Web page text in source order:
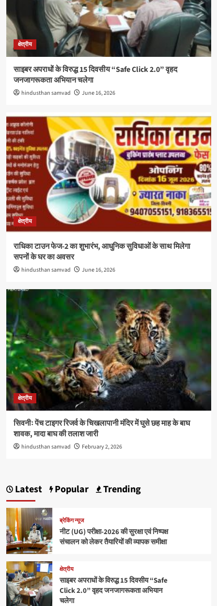
क्षेत्रीय
साइबर अपराधों के विरुद्ध 15 दिवसीय “Safe Click 2.0” वृहद
जनजागरूकता अभियान चलेगा
hindusthan samvad June 16, 2026
क्षेत्रीय
राधिका टाउन फेज-2 का शुभारंभ, आधुनिक सुविधाओं के साथ मिलेगा
सपनों के घर का अवसर
hindusthan samvad June 16, 2026
क्षेत्रीय
सिवनीः पेंच टाइगर रिजर्व के चिखलापानी मंदिर में घुसे छह माह के बाघ
शावक, मादा बाघ की तलाश जारी
hindusthan samvad February 2, 2026
Latest Popular Trending
ब्रेकिंग न्यूज
नीट (UG) परीक्षा-2026 की सुरक्षा एवं निष्पक्ष
संचालन को लेकर तैयारियों की व्यापक समीक्षा
क्षेत्रीय
साइबर अपराधों के विरुद्ध 15 दिवसीय “Safe
Click 2.0” वृहद जनजागरूकता अभियान
चलेगा